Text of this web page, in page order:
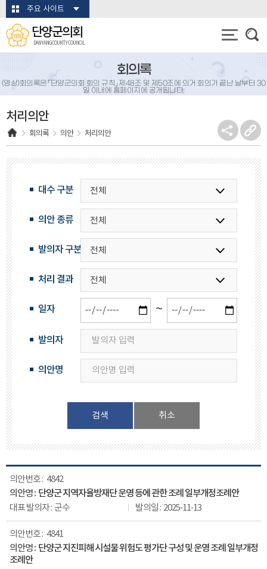
본문바로가기주요 사이트
단양군의회
DANYANG COUNTY COUNCIL
회의록
(영상)회의록은 「단양군의회 회의 규칙」 제48조 및 제50조에 의거 회의가 끝난 날부터 30
일 이내에 홈페이지에 공개됩니다.
처리의안
회의록 의안 처리의안
대수 구분
의안 종류
발의자 구분
처리 결과
일자 ~
발의자
의안명
검색
4842
단양군 지역자율방재단 운영 등에 관한 조례 일부개정조례안
군수 2025-11-13
4841
단양군 지진피해 시설물 위험도 평가단 구성 및 운영 조례 일부개정
조례안